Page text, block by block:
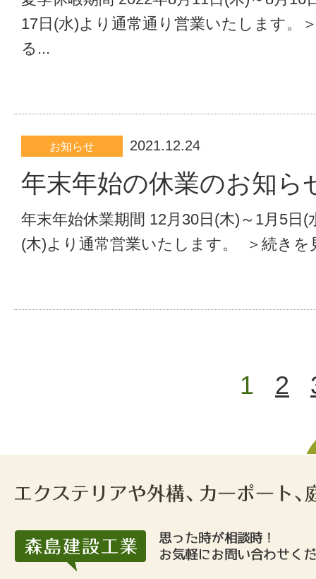
17日(水)より通常通り営業いたします。
る...
お知らせ 2021.12.24
年末年始の休業のお知ら
年末年始休業期間 12月30日(木)～1月5日(
(木)より通常営業いたします。 ＞続きを
1 2